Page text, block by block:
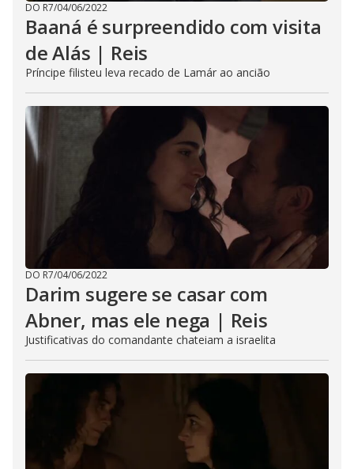
DO R7/04/06/2022
Baaná é surpreendido com visita
de Alás | Reis
Príncipe filisteu leva recado de Lamár ao ancião
DO R7/04/06/2022
Darim sugere se casar com
Abner, mas ele nega | Reis
Justificativas do comandante chateiam a israelita